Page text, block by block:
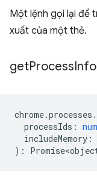
Một lệnh gọi lại để
xuất của một thẻ.
getProcess
chrome.processes .
processIds :
includeMemory :
) :